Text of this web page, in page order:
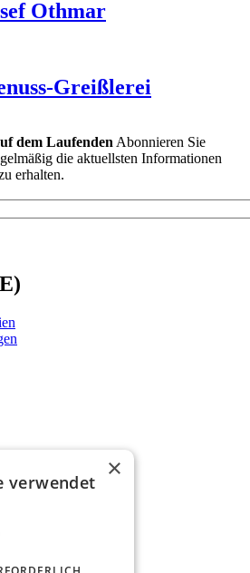
Othmar
Greißlerei
dem Laufenden Abonnieren Sie
die aktuellsten Informationen
erhalten.
×
verwendet